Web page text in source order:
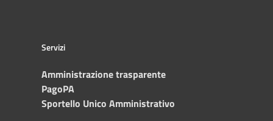
Servizi
Amministrazione trasparente
PagoPA
Sportello Unico Amministrativo